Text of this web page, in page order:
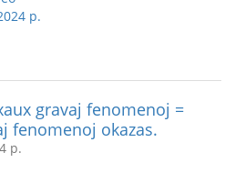
р.
gravaj fenomenoj =
fenomenoj okazas.
р.